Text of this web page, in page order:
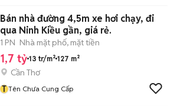
Bán nhà đường 4,5m xe hơi chạy, đi
qua Ninh Kiều gần, giá rẻ.
1 PN Nhà mặt phố, mặt tiền
1,7 tỷ 13 tr/m² 127 m²
Cần Thơ
T Tên Chưa Cung Cấp